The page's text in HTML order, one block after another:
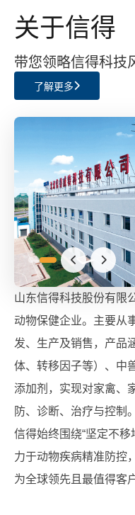
关于信得
带您领略信得科技
了解更多
山东信得科技股份有限
动物保健企业。主要从
发、生产及销售，产品
体、转移因子等）、中
添加剂，实现对家禽、
防、诊断、治疗与控制。
信得始终围绕“坚定不
力于动物疾病精准防控
为全球领先且最值得客